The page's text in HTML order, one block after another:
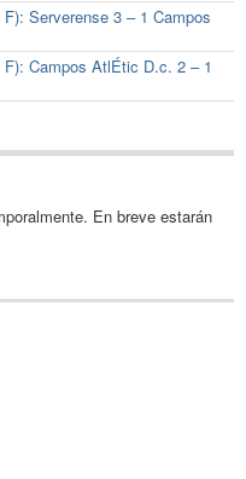
Serverense 3 – 1 Campos
F): Campos AtlÉtic D.c. 2 – 1
En breve estarán